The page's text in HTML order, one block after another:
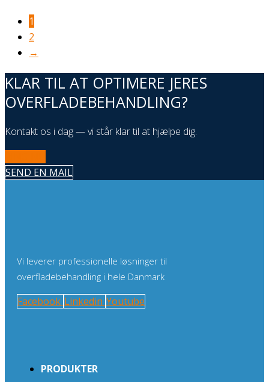
1
2
→
KLAR TIL AT OPTIMERE JERES
OVERFLADEBEHANDLING?
Kontakt os i dag — vi står klar til at hjælpe dig.
SEND EN MAIL
Vi leverer professionelle løsninger til
overfladebehandling i hele Danmark
Facebook Linkedin Youtube
PRODUKTER